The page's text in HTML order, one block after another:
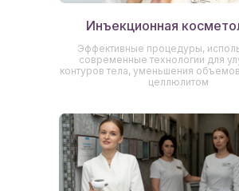
Эффективные процедуры,
современные технологии для
контуров тела, уменьшения
целлюлитом
Инъекционная
От какой